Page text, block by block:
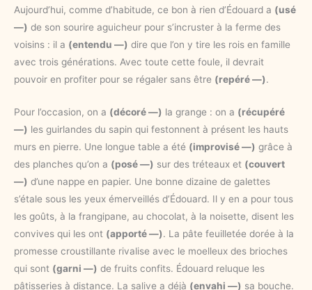
Aujourd’hui, comme d’habitude, ce bon à rien d’Édouard a (usé
—) de son sourire aguicheur pour s’incruster à la ferme des
voisins : il a (entendu —) dire que l’on y tire les rois en famille
avec trois générations. Avec toute cette foule, il devrait
pouvoir en profiter pour se régaler sans être (repéré —).
Pour l’occasion, on a (décoré —) la grange : on a (récupéré
—) les guirlandes du sapin qui festonnent à présent les hauts
murs en pierre. Une longue table a été (improvisé —) grâce à
des planches qu’on a (posé —) sur des tréteaux et (couvert
—) d’une nappe en papier. Une bonne dizaine de galettes
s’étale sous les yeux émerveillés d’Édouard. Il y en a pour tous
les goûts, à la frangipane, au chocolat, à la noisette, disent les
convives qui les ont (apporté —). La pâte feuilletée dorée à la
promesse croustillante rivalise avec le moelleux des brioches
qui sont (garni —) de fruits confits. Édouard reluque les
pâtisseries à distance. La salive a déjà (envahi —) sa bouche.